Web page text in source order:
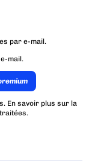
par e-mail.
mail.
En savoir plus sur la
.